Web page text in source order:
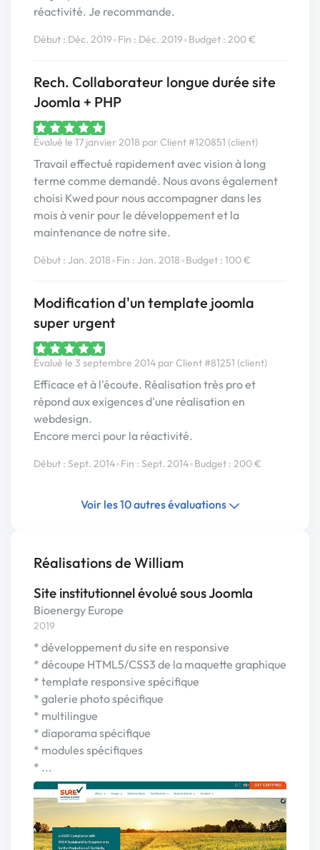
réactivité. Je recommande.
Début : Déc. 2019•Fin : Déc. 2019•Budget : 200 €
Rech. Collaborateur longue durée site
Joomla + PHP
Évalué le 17 janvier 2018 par Client #120851 (client)
Travail effectué rapidement avec vision à long
terme comme demandé. Nous avons également
choisi Kwed pour nous accompagner dans les
mois à venir pour le développement et la
maintenance de notre site.
Début : Jan. 2018•Fin : Jan. 2018•Budget : 100 €
Modification d'un template joomla
super urgent
Évalué le 3 septembre 2014 par Client #81251 (client)
Efficace et à l'écoute. Réalisation très pro et
répond aux exigences d'une réalisation en
webdesign.
Encore merci pour la réactivité.
Début : Sept. 2014•Fin : Sept. 2014•Budget : 200 €
Voir les 10 autres évaluations
Réalisations de William
Site institutionnel évolué sous Joomla
Bioenergy Europe
2019
* développement du site en responsive
* découpe HTML5/CSS3 de la maquette graphique
* template responsive spécifique
* galerie photo spécifique
* multilingue
* diaporama spécifique
* modules spécifiques
* ...